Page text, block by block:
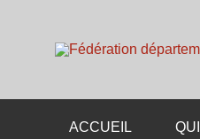
ACCUEIL